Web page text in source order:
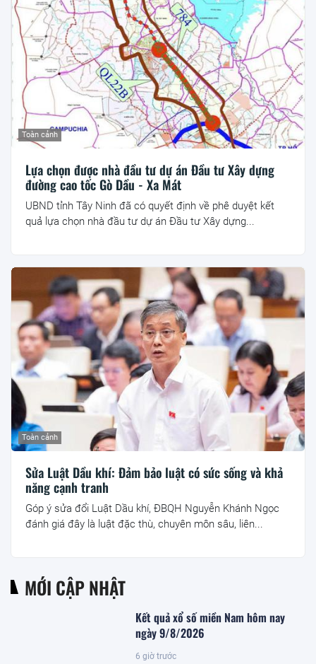
Lựa chọn được nhà đầu tư dự án Đầu tư Xây dựng
đường cao tốc Gò Dầu - Xa Mát
Toàn cảnh
UBND tỉnh Tây Ninh đã có quyết định về phê duyệt kết
quả lựa chọn nhà đầu tư dự án Đầu tư Xây dựng...
Sửa Luật Dầu khí: Đảm bảo luật có sức sống và khả
năng cạnh tranh
Toàn cảnh
Góp ý sửa đổi Luật Dầu khí, ĐBQH Nguyễn Khánh Ngọc
đánh giá đây là luật đặc thù, chuyên môn sâu, liên...
MỚI CẬP NHẬT
Kết quả xổ số miền Nam hôm nay
ngày 9/8/2026
6 giờ trước